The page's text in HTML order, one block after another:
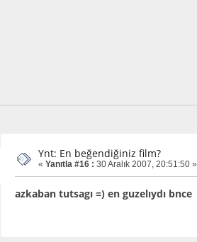
Ynt: En beğendiğiniz film?
« Yanıtla #16 : 30 Aralık 2007, 20:51:50 »
azkaban tutsagı =) en guzelıydı bnce